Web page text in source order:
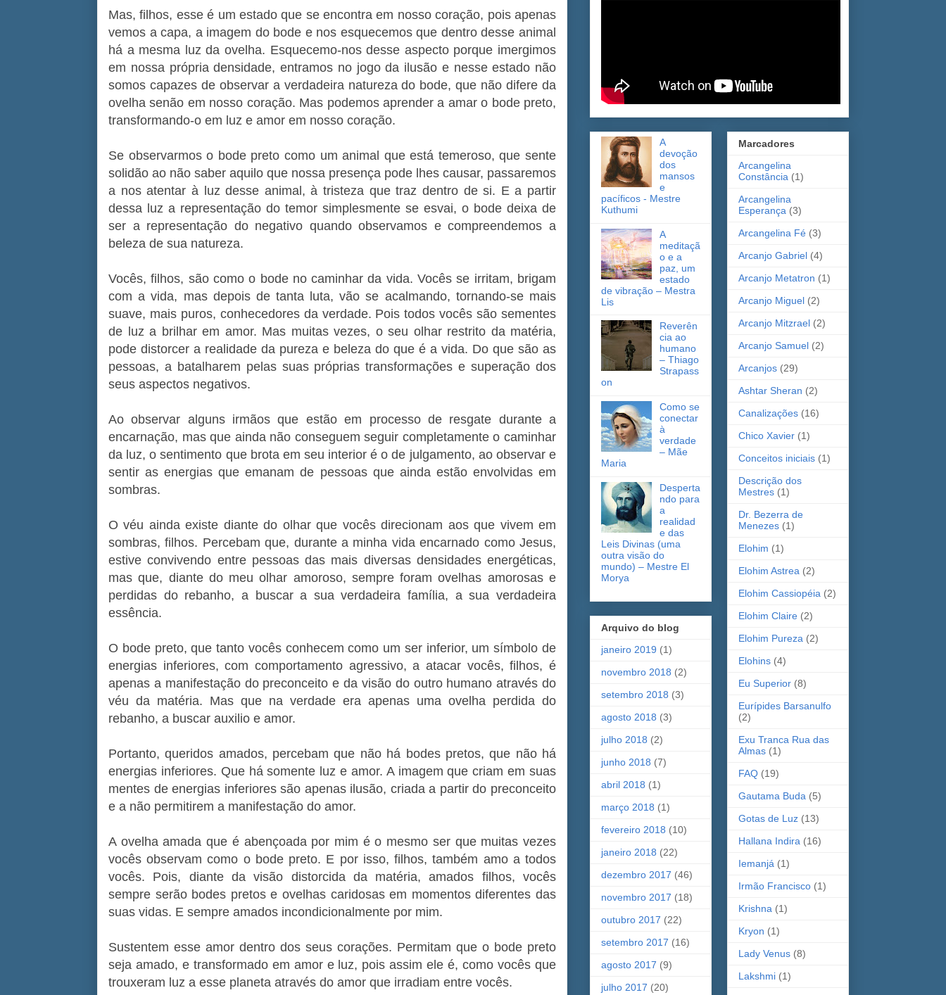
Mas, filhos, esse é um estado que se encontra em nosso coração, pois apenas
vemos a capa, a imagem do bode e nos esquecemos que dentro desse animal
há a mesma luz da ovelha. Esquecemo-nos desse aspecto porque imergimos
em nossa própria densidade, entramos no jogo da ilusão e nesse estado não
somos capazes de observar a verdadeira natureza do bode, que não difere da
ovelha senão em nosso coração. Mas podemos aprender a amar o bode preto,
transformando-o em luz e amor em nosso coração.
Se observarmos o bode preto como um animal que está temeroso, que sente
solidão ao não saber aquilo que nossa presença pode lhes causar, passaremos
a nos atentar à luz desse animal, à tristeza que traz dentro de si. E a partir
dessa luz a representação do temor simplesmente se esvai, o bode deixa de
ser a representação do negativo quando observamos e compreendemos a
beleza de sua natureza.
Vocês, filhos, são como o bode no caminhar da vida. Vocês se irritam, brigam
com a vida, mas depois de tanta luta, vão se acalmando, tornando-se mais
suave, mais puros, conhecedores da verdade. Pois todos vocês são sementes
de luz a brilhar em amor. Mas muitas vezes, o seu olhar restrito da matéria,
pode distorcer a realidade da pureza e beleza do que é a vida. Do que são as
pessoas, a batalharem pelas suas próprias transformações e superação dos
seus aspectos negativos.
Ao observar alguns irmãos que estão em processo de resgate durante a
encarnação, mas que ainda não conseguem seguir completamente o caminhar
da luz, o sentimento que brota em seu interior é o de julgamento, ao observar e
sentir as energias que emanam de pessoas que ainda estão envolvidas em
sombras.
O véu ainda existe diante do olhar que vocês direcionam aos que vivem em
sombras, filhos. Percebam que, durante a minha vida encarnado como Jesus,
estive convivendo entre pessoas das mais diversas densidades energéticas,
mas que, diante do meu olhar amoroso, sempre foram ovelhas amorosas e
perdidas do rebanho, a buscar a sua verdadeira família, a sua verdadeira
essência.
O bode preto, que tanto vocês conhecem como um ser inferior, um símbolo de
energias inferiores, com comportamento agressivo, a atacar vocês, filhos, é
apenas a manifestação do preconceito e da visão do outro humano através do
véu da matéria. Mas que na verdade era apenas uma ovelha perdida do
rebanho, a buscar auxilio e amor.
Portanto, queridos amados, percebam que não há bodes pretos, que não há
energias inferiores. Que há somente luz e amor. A imagem que criam em suas
mentes de energias inferiores são apenas ilusão, criada a partir do preconceito
e a não permitirem a manifestação do amor.
A ovelha amada que é abençoada por mim é o mesmo ser que muitas vezes
vocês observam como o bode preto. E por isso, filhos, também amo a todos
vocês. Pois, diante da visão distorcida da matéria, amados filhos, vocês
sempre serão bodes pretos e ovelhas caridosas em momentos diferentes das
suas vidas. E sempre amados incondicionalmente por mim.
Sustentem esse amor dentro dos seus corações. Permitam que o bode preto
seja amado, e transformado em amor e luz, pois assim ele é, como vocês que
trouxeram luz a esse planeta através do amor que irradiam entre vocês.
A
devoção
dos
mansos
e
pacíficos - Mestre
Kuthumi
A
meditaçã
o e a
paz, um
estado
de vibração – Mestra
Lis
Reverên
cia ao
humano
– Thiago
Strapass
on
Como se
conectar
à
verdade
– Mãe
Maria
Desperta
ndo para
a
realidad
e das
Leis Divinas (uma
outra visão do
mundo) – Mestre El
Morya
Arquivo do blog
janeiro 2019 (1)
novembro 2018 (2)
setembro 2018 (3)
agosto 2018 (3)
julho 2018 (2)
junho 2018 (7)
abril 2018 (1)
março 2018 (1)
fevereiro 2018 (10)
janeiro 2018 (22)
dezembro 2017 (46)
novembro 2017 (18)
outubro 2017 (22)
setembro 2017 (16)
agosto 2017 (9)
julho 2017 (20)
Marcadores
Arcangelina
Constância (1)
Arcangelina
Esperança (3)
Arcangelina Fé (3)
Arcanjo Gabriel (4)
Arcanjo Metatron (1)
Arcanjo Miguel (2)
Arcanjo Mitzrael (2)
Arcanjo Samuel (2)
Arcanjos (29)
Ashtar Sheran (2)
Canalizações (16)
Chico Xavier (1)
Conceitos iniciais (1)
Descrição dos
Mestres (1)
Dr. Bezerra de
Menezes (1)
Elohim (1)
Elohim Astrea (2)
Elohim Cassiopéia (2)
Elohim Claire (2)
Elohim Pureza (2)
Elohins (4)
Eu Superior (8)
Eurípides Barsanulfo
(2)
Exu Tranca Rua das
Almas (1)
FAQ (19)
Gautama Buda (5)
Gotas de Luz (13)
Hallana Indira (16)
Iemanjá (1)
Irmão Francisco (1)
Krishna (1)
Kryon (1)
Lady Venus (8)
Lakshmi (1)